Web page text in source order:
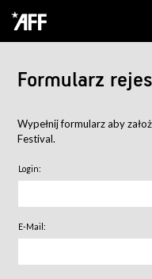
Formularz
Wypełnij formularz aby
Festival.
Login:
E-Mail: